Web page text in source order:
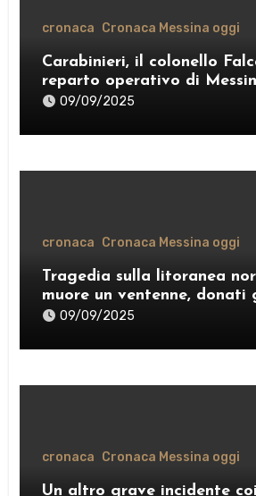
cronaca Cronaca Messina oggi
Carabinieri, il colonello
reparto operativo di
comando provinciale di
09/09/2025
cronaca Cronaca Messina oggi
Tragedia sulla litoranea
muore un ventenne, donati
09/09/2025
cronaca Cronaca Messina oggi
Un altro grave incidente